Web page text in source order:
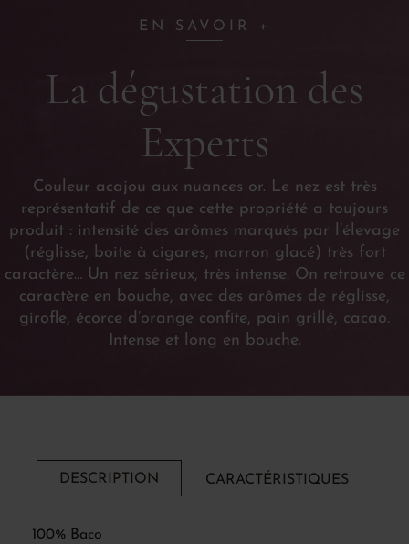
EN SAVOIR +
La dégustation des
Experts
Couleur acajou aux nuances or. Le nez est très
représentatif de ce que cette propriété a toujours
produit : intensité des arômes marqués par l’élevage
(réglisse, boite à cigares, marron glacé) très fort
caractère… Un nez sérieux, très intense. On retrouve ce
caractère en bouche, avec des arômes de réglisse,
girofle, écorce d’orange confite, pain grillé, cacao.
Intense et long en bouche.
DESCRIPTION CARACTÉRISTIQUES
100% Baco